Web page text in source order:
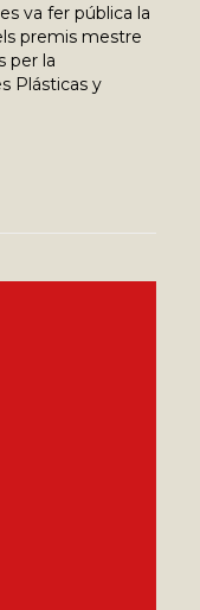
va fer pública la
premis mestre
per la
Plásticas y